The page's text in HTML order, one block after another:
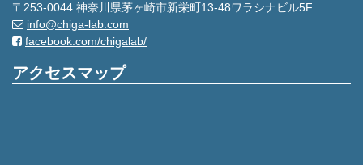
〒253-0044 神奈川県茅ヶ崎市新栄町13-48ワラシナビル5F
info@chiga-lab.com
facebook.com/chigalab/
アクセスマップ